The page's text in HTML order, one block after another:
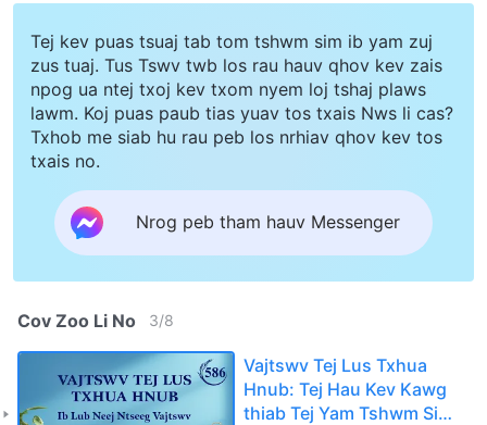
Tej kev puas tsuaj tab tom tshwm sim ib yam zuj
zus tuaj. Tus Tswv twb los rau hauv qhov kev zais
npog ua ntej txoj kev txom nyem loj tshaj plaws
lawm. Koj puas paub tias yuav tos txais Nws li cas?
Txhob me siab hu rau peb los nrhiav qhov kev tos
txais no.
Nrog peb tham hauv Messenger
Cov Zoo Li No 3/8
Vajtswv Tej Lus Txhua
Hnub: Tej Hau Kev Kawg
thiab Tej Yam Tshwm Sim